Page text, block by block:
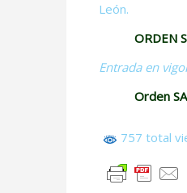
León.
ORDEN
Entrada en
Orden
757 total